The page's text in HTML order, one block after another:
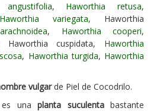
, Haworthia retusa,
Haworthia variegata, Haworthia
, Haworthia cooperi,
Haworthia cuspidata, Haworthia
, Haworthia turgida, Haworthia
vulgarde Piel de Cocodrilo.
es unaplanta suculentabastante